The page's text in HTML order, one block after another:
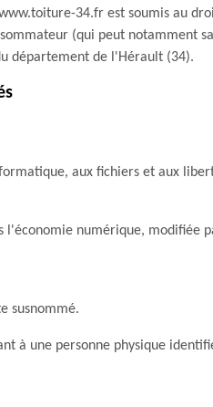
34.fr est soumis au
(qui peut notamment
département de l'Hérault (34).
aux fichiers et aux
l'économie numérique, modifiée
susnommé.
à une personne physique